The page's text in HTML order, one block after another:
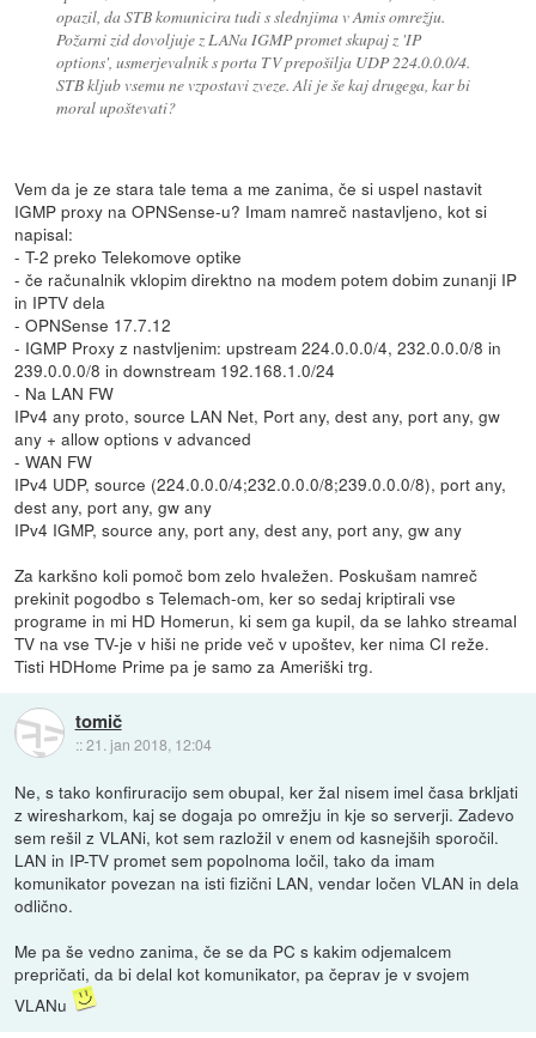
opazil, da STB komunicira tudi s slednjima v Amis omrežju.
Požarni zid dovoljuje z LANa IGMP promet skupaj z 'IP
options', usmerjevalnik s porta TV prepošilja UDP 224.0.0.0/4.
STB kljub vsemu ne vzpostavi zveze. Ali je še kaj drugega, kar bi
moral upoštevati?
Vem da je ze stara tale tema a me zanima, če si uspel nastavit
IGMP proxy na OPNSense-u? Imam namreč nastavljeno, kot si
napisal:
- T-2 preko Telekomove optike
- če računalnik vklopim direktno na modem potem dobim zunanji IP
in IPTV dela
- OPNSense 17.7.12
- IGMP Proxy z nastvljenim: upstream 224.0.0.0/4, 232.0.0.0/8 in
239.0.0.0/8 in downstream 192.168.1.0/24
- Na LAN FW
IPv4 any proto, source LAN Net, Port any, dest any, port any, gw
any + allow options v advanced
- WAN FW
IPv4 UDP, source (224.0.0.0/4;232.0.0.0/8;239.0.0.0/8), port any,
dest any, port any, gw any
IPv4 IGMP, source any, port any, dest any, port any, gw any
Za karkšno koli pomoč bom zelo hvaležen. Poskušam namreč
prekinit pogodbo s Telemach-om, ker so sedaj kriptirali vse
programe in mi HD Homerun, ki sem ga kupil, da se lahko streamal
TV na vse TV-je v hiši ne pride več v upoštev, ker nima CI reže.
Tisti HDHome Prime pa je samo za Ameriški trg.
tomič
::21. jan 2018, 12:04
Ne, s tako konfiruracijo sem obupal, ker žal nisem imel časa brkljati
z wiresharkom, kaj se dogaja po omrežju in kje so serverji. Zadevo
sem rešil z VLANi, kot sem razložil v enem od kasnejših sporočil.
LAN in IP-TV promet sem popolnoma ločil, tako da imam
komunikator povezan na isti fizični LAN, vendar ločen VLAN in dela
odlično.
Me pa še vedno zanima, če se da PC s kakim odjemalcem
prepričati, da bi delal kot komunikator, pa čeprav je v svojem
VLANu